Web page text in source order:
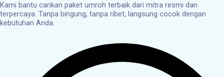
Kami bantu carikan paket umroh terbaik dari mitra resmi dan
terpercaya. Tanpa bingung, tanpa ribet, langsung cocok dengan
kebutuhan Anda.